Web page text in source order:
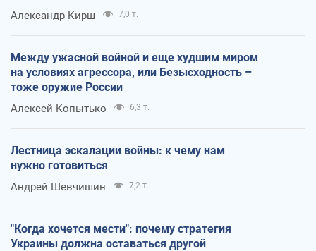
Александр Кирш 7,0 т.
Между ужасной войной и еще худшим миром
на условиях агрессора, или Безысходность –
тоже оружие России
Алексей Копытько 6,3 т.
Лестница эскалации войны: к чему нам
нужно готовиться
Андрей Шевчишин 7,2 т.
"Когда хочется мести": почему стратегия
Украины должна оставаться другой